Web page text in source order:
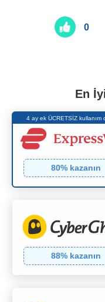
0
En
4 ay ek ÜCRETSİZ kullanım
80% kazanın
88% kazanın